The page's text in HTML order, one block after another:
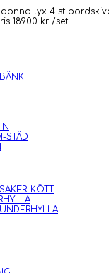
lyx 4 st
18900 kr /set
STÄD
KÖTT